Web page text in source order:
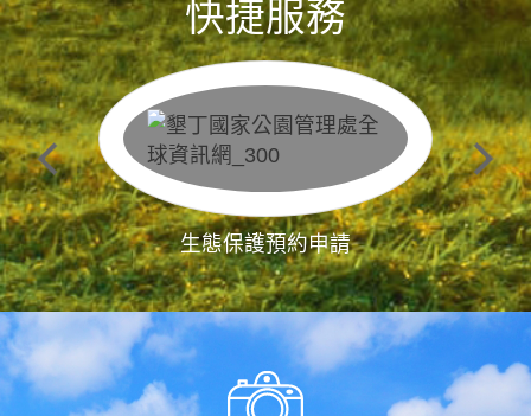
快捷服務
生態保護預約申請